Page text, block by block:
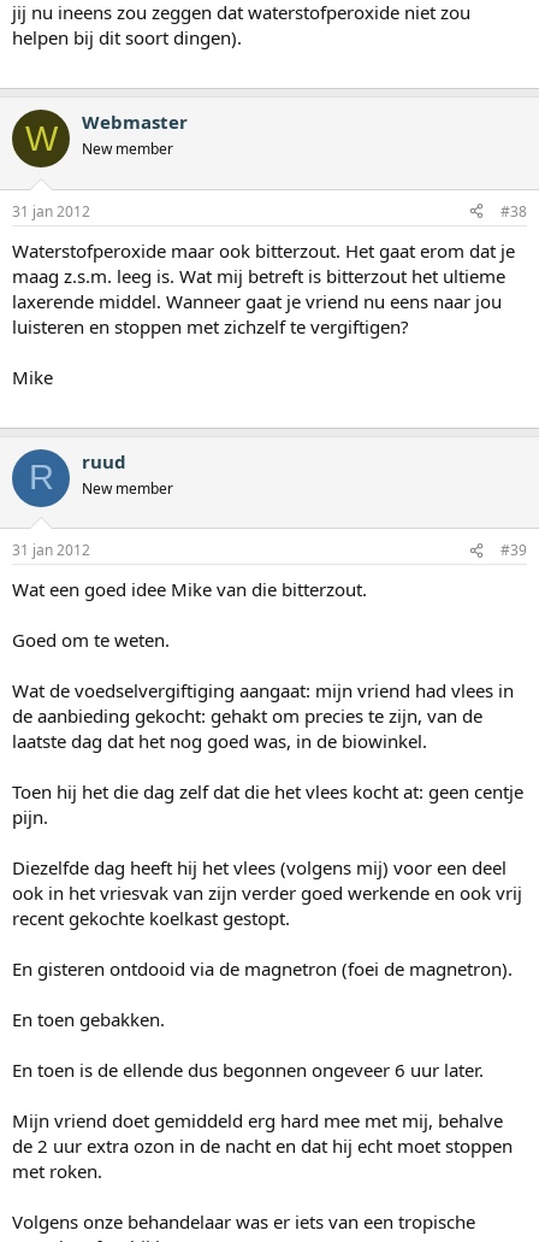
jij nu ineens zou zeggen dat waterstofperoxide niet zou
helpen bij dit soort dingen).
W Webmaster
New member
31 jan 2012 #38
Waterstofperoxide maar ook bitterzout. Het gaat erom dat je
maag z.s.m. leeg is. Wat mij betreft is bitterzout het ultieme
laxerende middel. Wanneer gaat je vriend nu eens naar jou
luisteren en stoppen met zichzelf te vergiftigen?
Mike
R ruud
New member
31 jan 2012 #39
Wat een goed idee Mike van die bitterzout.
Goed om te weten.
Wat de voedselvergiftiging aangaat: mijn vriend had vlees in
de aanbieding gekocht: gehakt om precies te zijn, van de
laatste dag dat het nog goed was, in de biowinkel.
Toen hij het die dag zelf dat die het vlees kocht at: geen centje
pijn.
Diezelfde dag heeft hij het vlees (volgens mij) voor een deel
ook in het vriesvak van zijn verder goed werkende en ook vrij
recent gekochte koelkast gestopt.
En gisteren ontdooid via de magnetron (foei de magnetron).
En toen gebakken.
En toen is de ellende dus begonnen ongeveer 6 uur later.
Mijn vriend doet gemiddeld erg hard mee met mij, behalve
de 2 uur extra ozon in de nacht en dat hij echt moet stoppen
met roken.
Volgens onze behandelaar was er iets van een tropische